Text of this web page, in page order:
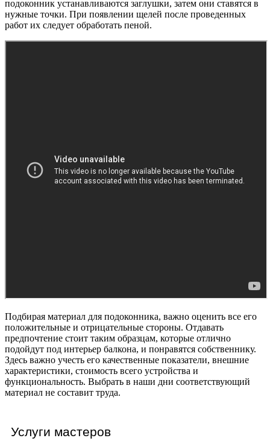
подоконник устанавливаются заглушки, затем они ставятся в
нужные точки. При появлении щелей после проведенных
работ их следует обработать пеной.
Подбирая материал для подоконника, важно оценить все его
положительные и отрицательные стороны. Отдавать
предпочтение стоит таким образцам, которые отлично
подойдут под интерьер балкона, и понравятся собственнику.
Здесь важно учесть его качественные показатели, внешние
характеристики, стоимость всего устройства и
функциональность. Выбрать в наши дни соответствующий
материал не составит труда.
Услуги мастеров